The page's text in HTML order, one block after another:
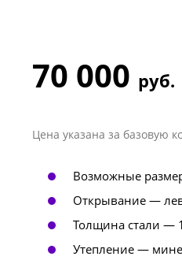
70 000 руб.
Цена указана за базовую
Возможные
Открывание —
Толщина стали —
Утепление —